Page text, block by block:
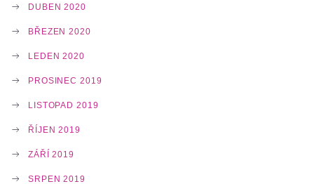
DUBEN 2020
BŘEZEN 2020
LEDEN 2020
PROSINEC 2019
LISTOPAD 2019
ŘÍJEN 2019
ZÁŘÍ 2019
SRPEN 2019